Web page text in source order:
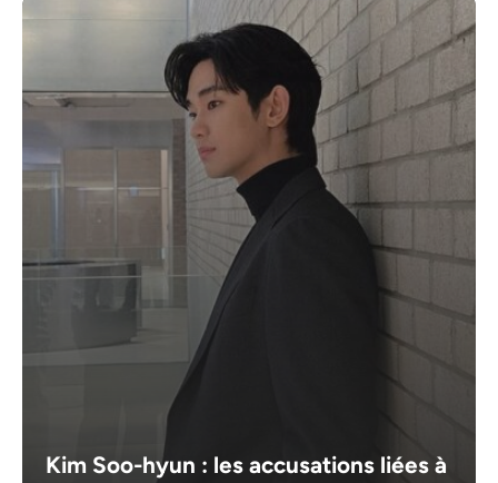
Kim Soo-hyun : les accusations liées à